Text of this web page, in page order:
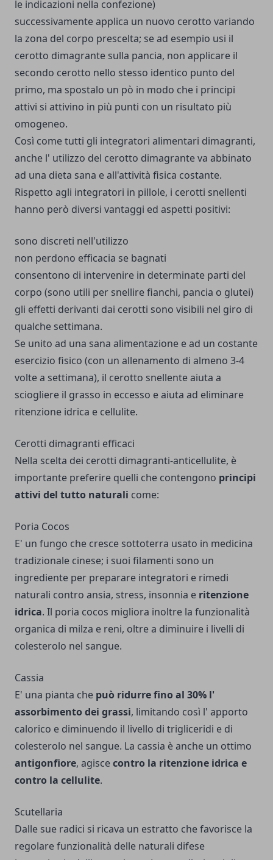
le indicazioni nella confezione)
successivamente applica un nuovo cerotto variando
la zona del corpo prescelta; se ad esempio usi il
cerotto dimagrante sulla pancia, non applicare il
secondo cerotto nello stesso identico punto del
primo, ma spostalo un pò in modo che i principi
attivi si attivino in più punti con un risultato più
omogeneo.
Così come tutti gli integratori alimentari dimagranti,
anche l' utilizzo del cerotto dimagrante va abbinato
ad una dieta sana e all'attività fisica costante.
Rispetto agli integratori in pillole, i cerotti snellenti
hanno però diversi vantaggi ed aspetti positivi:
sono discreti nell'utilizzo
non perdono efficacia se bagnati
consentono di intervenire in determinate parti del
corpo (sono utili per snellire fianchi, pancia o glutei)
gli effetti derivanti dai cerotti sono visibili nel giro di
qualche settimana.
Se unito ad una sana alimentazione e ad un costante
esercizio fisico (con un allenamento di almeno 3-4
volte a settimana), il cerotto snellente aiuta a
sciogliere il grasso in eccesso e aiuta ad eliminare
ritenzione idrica e cellulite.
Cerotti dimagranti efficaci
Nella scelta dei cerotti dimagranti-anticellulite, è
importante preferire quelli che contengono principi
attivi del tutto naturali come:
Poria Cocos
E' un fungo che cresce sottoterra usato in medicina
tradizionale cinese; i suoi filamenti sono un
ingrediente per preparare integratori e rimedi
naturali contro ansia, stress, insonnia e ritenzione
idrica. Il poria cocos migliora inoltre la funzionalità
organica di milza e reni, oltre a diminuire i livelli di
colesterolo nel sangue.
Cassia
E' una pianta che può ridurre fino al 30% l'
assorbimento dei grassi, limitando così l' apporto
calorico e diminuendo il livello di trigliceridi e di
colesterolo nel sangue. La cassia è anche un ottimo
antigonfiore, agiscecontro la ritenzione idrica e
contro la cellulite.
Scutellaria
Dalle sue radici si ricava un estratto che favorisce la
regolare funzionalità delle naturali difese